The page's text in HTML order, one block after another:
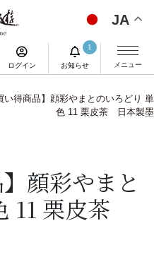
JA
ログイン お知らせ
1
メニュー
い得商品】顔彩やまとのいろどり 単
色 11 栗皮茶 日本製墨
顔彩やまと
11 栗皮茶